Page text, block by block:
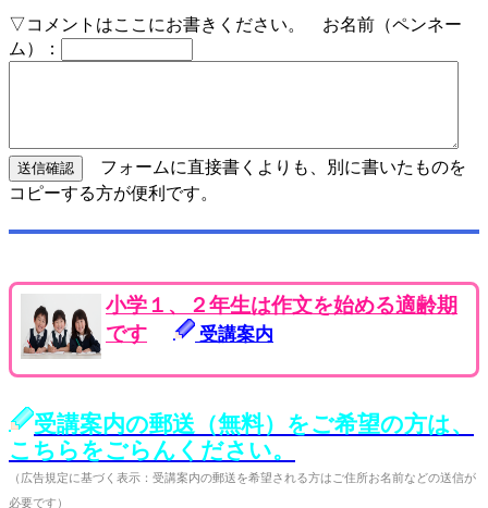
▽コメントはここにお書きください。 お名前（ペンネー
ム）：
フォームに直接書くよりも、別に書いたものを
コピーする方が便利です。
小学１、２年生は作文を始める適齢期
です
受講案内
受講案内の郵送（無料）をご希望の方は、
こちらをごらんください。
（広告規定に基づく表示：受講案内の郵送を希望される方はご住所お名前などの送信が
必要です）